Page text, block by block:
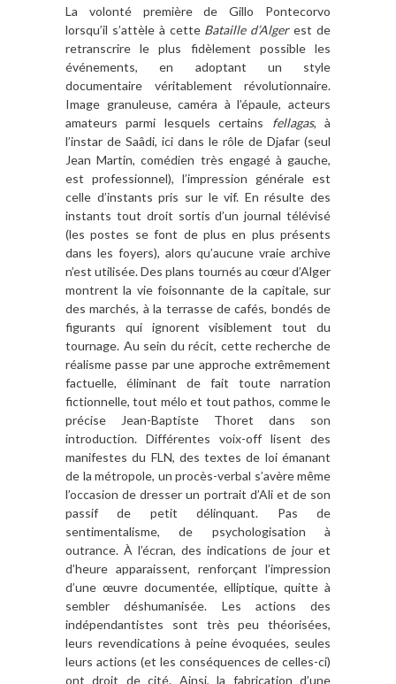
La volonté première de Gillo Pontecorvo
lorsqu’il s’attèle à cette Bataille d’Algerest de
retranscrire le plus fidèlement possible les
événements, en adoptant un style
documentaire véritablement révolutionnaire.
Image granuleuse, caméra à l’épaule, acteurs
amateurs parmi lesquels certains fellagas, à
l’instar de Saâdi, ici dans le rôle de Djafar (seul
Jean Martin, comédien très engagé à gauche,
est professionnel), l’impression générale est
celle d’instants pris sur le vif. En résulte des
instants tout droit sortis d’un journal télévisé
(les postes se font de plus en plus présents
dans les foyers), alors qu’aucune vraie archive
n’est utilisée. Des plans tournés au cœur d’Alger
montrent la vie foisonnante de la capitale, sur
des marchés, à la terrasse de cafés, bondés de
figurants qui ignorent visiblement tout du
tournage. Au sein du récit, cette recherche de
réalisme passe par une approche extrêmement
factuelle, éliminant de fait toute narration
fictionnelle, tout mélo et tout pathos, comme le
précise Jean-Baptiste Thoret dans son
introduction. Différentes voix-off lisent des
manifestes du FLN, des textes de loi émanant
de la métropole, un procès-verbal s’avère même
l’occasion de dresser un portrait d’Ali et de son
passif de petit délinquant. Pas de
sentimentalisme, de psychologisation à
outrance. À l’écran, des indications de jour et
d’heure apparaissent, renforçant l’impression
d’une œuvre documentée, elliptique, quitte à
sembler déshumanisée. Les actions des
indépendantistes sont très peu théorisées,
leurs revendications à peine évoquées, seules
leurs actions (et les conséquences de celles-ci)
ont droit de cité. Ainsi, la fabrication d’une